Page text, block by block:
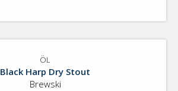
ÖL
Black Harp Dry Stout
Brewski